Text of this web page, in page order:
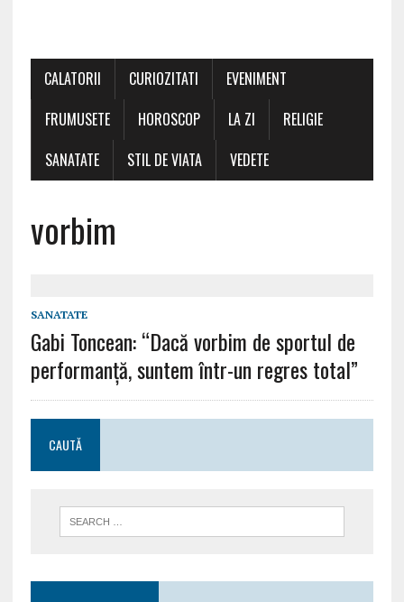
CALATORII CURIOZITATI
EVENIMENT
FRUMUSETE
HOROSCOP LA ZI
RELIGIE
SANATATE
STIL DE VIATA VEDETE
vorbim
SANATATE
Gabi Toncean: “Dacă vorbim de sportul de
performanță, suntem într-un regres total”
CAUTĂ